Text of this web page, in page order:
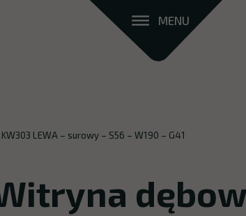
MENU
LEWA – surowy – S56 – W190 – G41